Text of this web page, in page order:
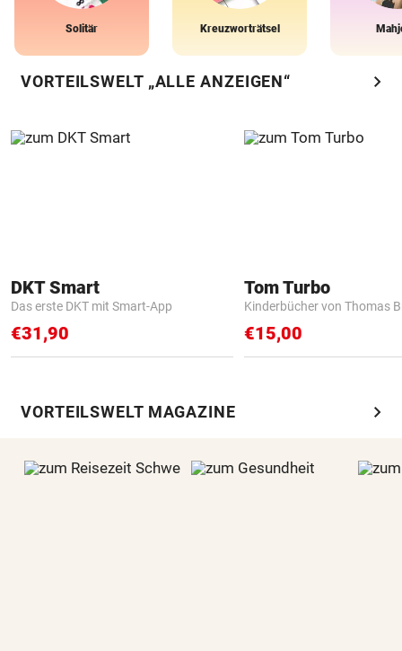
Solitär Kreuzworträtsel
VORTEILSWELT „ALLE ANZEIGEN“ chevron_right
DKT Smart
Das erste DKT mit Smart-App
€31,90
Tom Turbo
Kinderbücher von Thomas
€15,00
VORTEILSWELT MAGAZINE chevron_right